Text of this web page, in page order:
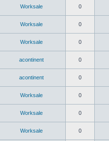
Worksale 0
Worksale 0
Worksale 0
acontinent 0
acontinent 0
Worksale 0
Worksale 0
Worksale 0